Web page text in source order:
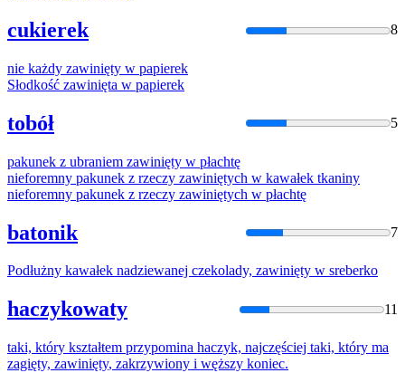
cukierek 8
nie każdy zawinięty w papierek
Słodkość zawinięta w papierek
tobół 5
pakunek z ubraniem zawinięty w płachtę
nieforemny pakunek z rzeczy zawiniętych w kawałek tkaniny
nieforemny pakunek z rzeczy zawiniętych w płachtę
batonik 7
Podłużny kawałek nadziewanej czekolady, zawinięty w sreberko
haczykowaty 11
taki, który kształtem przypomina haczyk, najczęściej taki, który ma
zagięty, zawinięty, zakrzywiony i węższy koniec.